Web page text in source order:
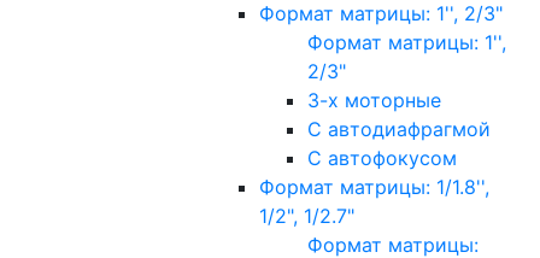
Формат матрицы: 1'', 2/3"
Формат матрицы: 1'',
2/3"
3-х моторные
С автодиафрагмой
С автофокусом
Формат матрицы: 1/1.8'',
1/2", 1/2.7"
Формат матрицы: